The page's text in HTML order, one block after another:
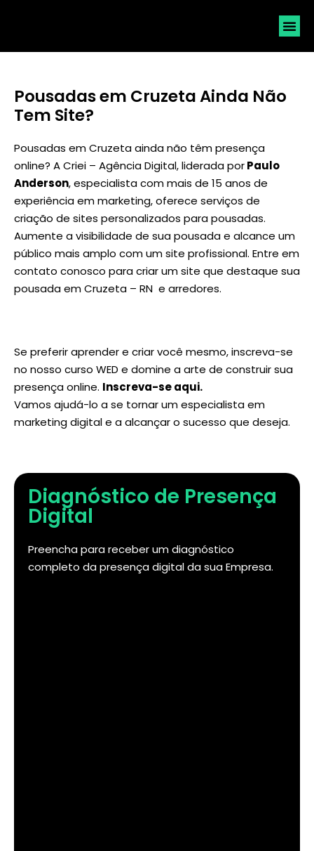
Pousadas em Cruzeta Ainda Não
Tem Site?
Pousadas em Cruzeta ainda não têm presença
online? A Criei – Agência Digital, liderada porPaulo
Anderson, especialista com mais de 15 anos de
experiência em marketing, oferece serviços de
criação de sites personalizados para pousadas.
Aumente a visibilidade de sua pousada e alcance um
público mais amplo com um site profissional. Entre em
contato conosco para criar um site que destaque sua
pousada em Cruzeta – RN e arredores.
Se preferir aprender e criar você mesmo, inscreva-se
no nosso curso WED e domine a arte de construir sua
presença online. Inscreva-se aqui.
Vamos ajudá-lo a se tornar um especialista em
marketing digital e a alcançar o sucesso que deseja.
Diagnóstico de Presença
Digital
Preencha para receber um diagnóstico
completo da presença digital da sua Empresa.